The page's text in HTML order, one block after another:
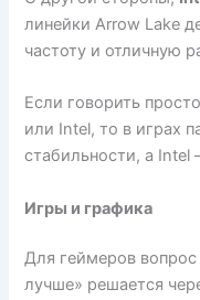
линейки Arrow Lake
частоту и отличную
Если говорить
или Intel, то в играх
стабильности, а
Игры и графика
Для геймеров
лучше» решается